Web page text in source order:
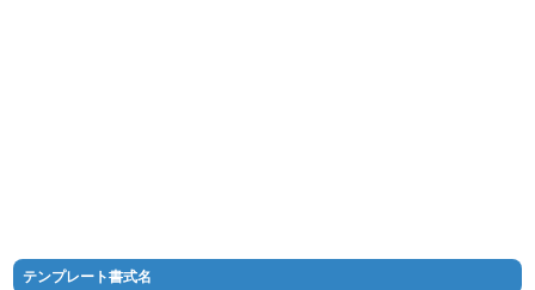
テンプレート書式名